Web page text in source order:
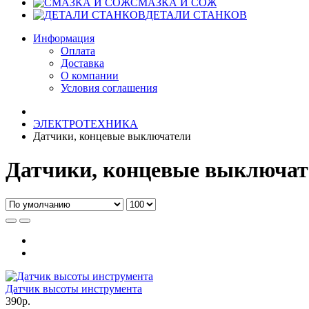
СМАЗКА И СОЖ
ДЕТАЛИ СТАНКОВ
Информация
Оплата
Доставка
О компании
Условия соглашения
ЭЛЕКТРОТЕХНИКА
Датчики, концевые выключатели
Датчики, концевые
Датчик высоты инструмента
390р.